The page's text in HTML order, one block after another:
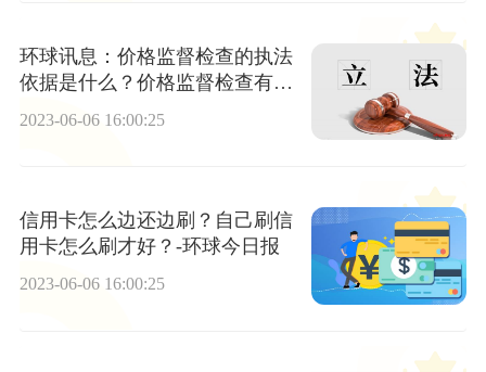
环球讯息：价格监督检查的执法
依据是什么？价格监督检查有哪
2023-06-06 16:00:25
信用卡怎么边还边刷？自己刷信
用卡怎么刷才好？-环球今日报
2023-06-06 16:00:25